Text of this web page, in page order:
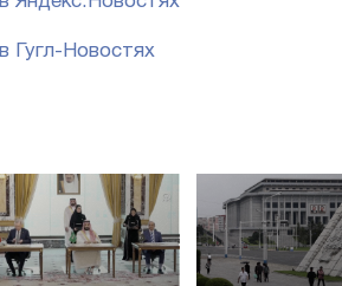
Гугл-Новостях